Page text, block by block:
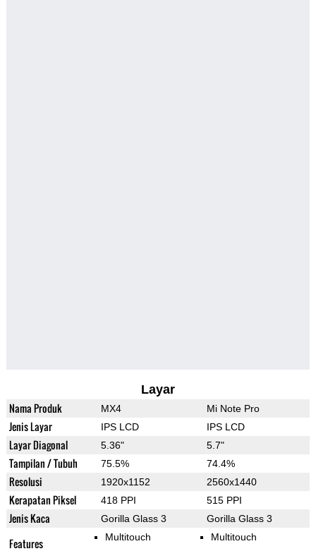
Layar
Nama Produk MX4 Mi Note Pro
Jenis Layar IPS LCD IPS LCD
Layar Diagonal 5.36" 5.7"
Tampilan / Tubuh 75.5% 74.4%
Resolusi 1920x1152 2560x1440
Kerapatan Piksel 418 PPI 515 PPI
Jenis Kaca Gorilla Glass 3 Gorilla Glass 3
Features Multitouch Multitouch